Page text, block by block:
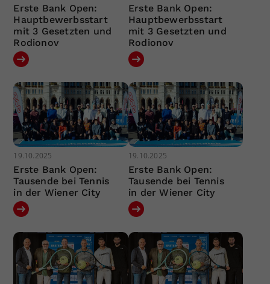
Erste Bank Open:
Hauptbewerbsstart
mit 3 Gesetzten und
Rodionov
Erste Bank Open:
Hauptbewerbsstart
mit 3 Gesetzten und
Rodionov
19.10.2025
Erste Bank Open:
Tausende bei Tennis
in der Wiener City
19.10.2025
Erste Bank Open:
Tausende bei Tennis
in der Wiener City